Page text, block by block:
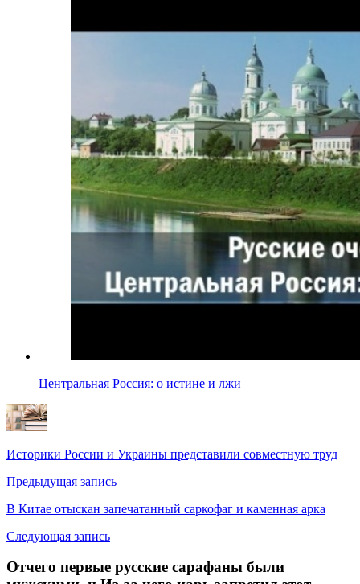
Центральная Россия: о истине и лжи
Историки России и Украины представили совместную труд
Предыдущая запись
В Китае отыскан запечатанный саркофаг и каменная арка
Следующая запись
Отчего первые русские сарафаны были